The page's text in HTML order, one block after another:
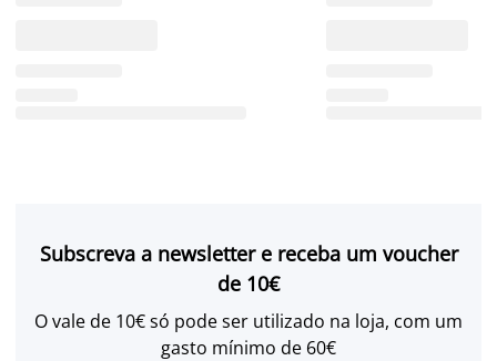
Subscreva a newsletter e receba um voucher
de 10€
O vale de 10€ só pode ser utilizado na loja, com um
gasto mínimo de 60€